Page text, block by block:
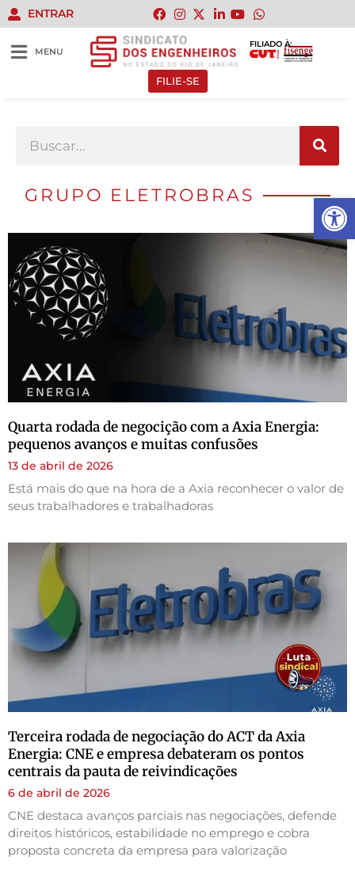
Abrir
ENTRAR
MENU
FILIADO À:
FILIE-SE
GRUPO ELETROBRAS
Quarta rodada de negocição com a Axia Energia:
pequenos avanços e muitas confusões
13 de abril de 2026
Está mais do que na hora de a Axia reconhecer o valor de
seus trabalhadores e trabalhadoras
Terceira rodada de negociação do ACT da Axia
Energia: CNE e empresa debateram os pontos
centrais da pauta de reivindicações
6 de abril de 2026
CNE destaca avanços parciais nas negociações, defende
direitos históricos, estabilidade no emprego e cobra
proposta concreta da empresa para valorização